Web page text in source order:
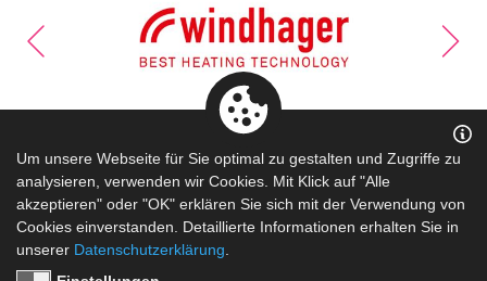
Um unsere Webseite für Sie optimal zu gestalten und Zugriffe zu
analysieren, verwenden wir Cookies. Mit Klick auf "Alle
akzeptieren" oder "OK" erklären Sie sich mit der Verwendung von
Cookies einverstanden. Detaillierte Informationen erhalten Sie in
unserer Datenschutzerklärung